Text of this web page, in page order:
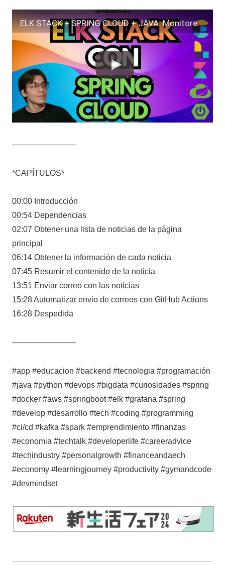
ELK STACK + SPRING CLOUD + JAVA: Monitorea y Gestiona Logs como un EXPERTO con Facilidad
————————
*CAPÍTULOS*
00:00 Introducción
00:54 Dependencias
02:07 Obtener una lista de noticias de la página
principal
06:14 Obtener la información de cada noticia
07:45 Resumir el contenido de la noticia
13:51 Enviar correo con las noticias
15:28 Automatizar envio de correos con GitHub Actions
16:28 Despedida
————————
#app #educacion #backend #tecnologia #programación
#java #python #devops #bigdata #curiosidades #spring
#docker #aws #springboot #elk #grafana #spring
#develop #desarrollo #tech #coding #programming
#ci/cd #kafka #spark #emprendimiento #finanzas
#economia #techtalk #developerlife #careeradvice
#techindustry #personalgrowth #financeandaech
#economy #learningjourney #productivity #gymandcode
#devmindset